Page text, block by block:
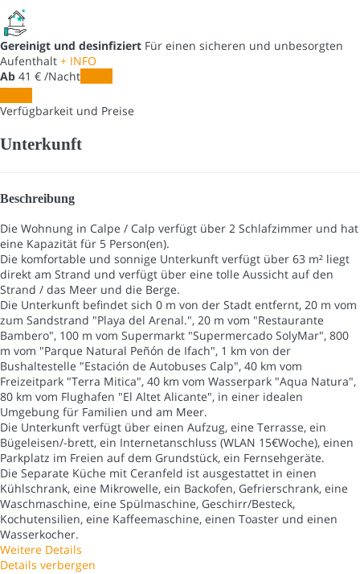
Gereinigt und desinfiziert Für einen sicheren und unbesorgten
Aufenthalt + INFO
Ab 41 € /Nacht
Verfügbarkeit und Preise
Unterkunft
Beschreibung
Die Wohnung in Calpe / Calp verfügt über 2 Schlafzimmer und hat
eine Kapazität für 5 Person(en).
Die komfortable und sonnige Unterkunft verfügt über 63 m² liegt
direkt am Strand und verfügt über eine tolle Aussicht auf den
Strand / das Meer und die Berge.
Die Unterkunft befindet sich 0 m von der Stadt entfernt, 20 m vom
zum Sandstrand "Playa del Arenal.", 20 m vom "Restaurante
Bambero", 100 m vom Supermarkt "Supermercado SolyMar", 800
m vom "Parque Natural Peñón de Ifach", 1 km von der
Bushaltestelle "Estación de Autobuses Calp", 40 km vom
Freizeitpark "Terra Mitica", 40 km vom Wasserpark "Aqua Natura",
80 km vom Flughafen "El Altet Alicante", in einer idealen
Umgebung für Familien und am Meer.
Die Unterkunft verfügt über einen Aufzug, eine Terrasse, ein
Bügeleisen/-brett, ein Internetanschluss (WLAN 15€Woche), einen
Parkplatz im Freien auf dem Grundstück, ein Fernsehgeräte.
Die Separate Küche mit Ceranfeld ist ausgestattet in einen
Kühlschrank, eine Mikrowelle, ein Backofen, Gefrierschrank, eine
Waschmaschine, eine Spülmaschine, Geschirr/Besteck,
Kochutensilien, eine Kaffeemaschine, einen Toaster und einen
Wasserkocher.
Weitere Details
Details verbergen